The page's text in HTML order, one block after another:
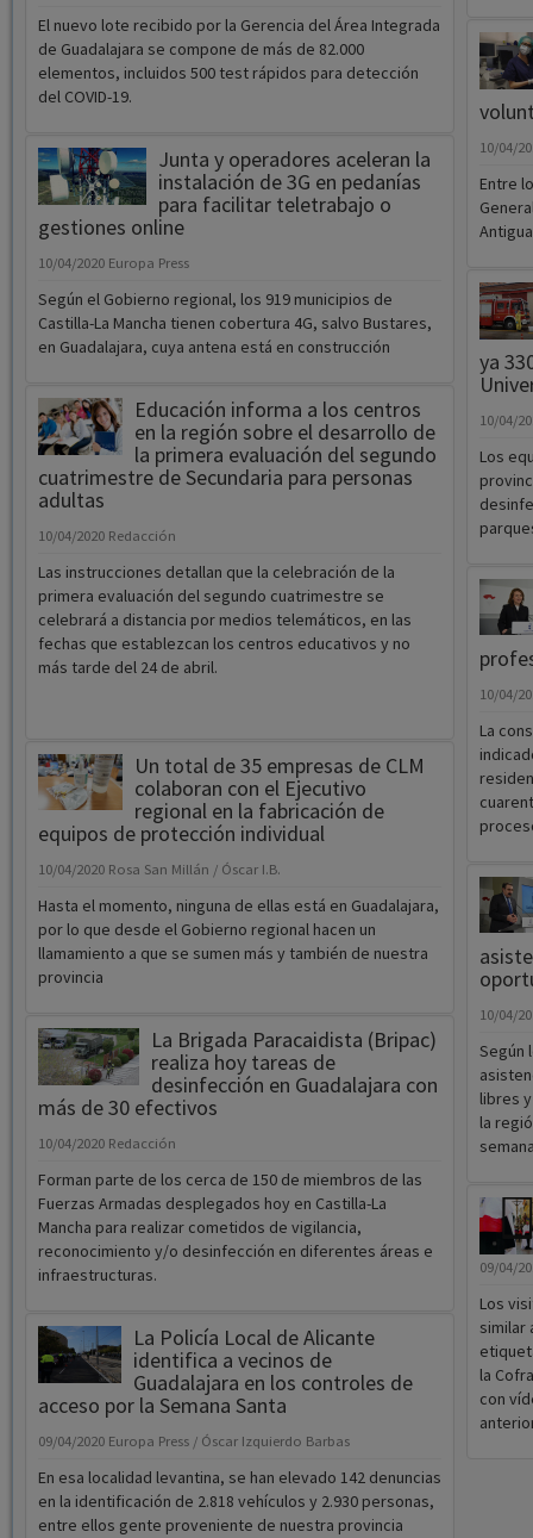
El nuevo lote recibido por la Gerencia del Área Integrada
de Guadalajara se compone de más de 82.000
elementos, incluidos 500 test rápidos para detección
del COVID-19.
Junta y operadores aceleran la
instalación de 3G en pedanías
para facilitar teletrabajo o
gestiones online
10/04/2020 Europa Press
Según el Gobierno regional, los 919 municipios de
Castilla-La Mancha tienen cobertura 4G, salvo Bustares,
en Guadalajara, cuya antena está en construcción
Educación informa a los centros
en la región sobre el desarrollo de
la primera evaluación del segundo
cuatrimestre de Secundaria para personas
adultas
10/04/2020 Redacción
Las instrucciones detallan que la celebración de la
primera evaluación del segundo cuatrimestre se
celebrará a distancia por medios telemáticos, en las
fechas que establezcan los centros educativos y no
más tarde del 24 de abril.
Un total de 35 empresas de CLM
colaboran con el Ejecutivo
regional en la fabricación de
equipos de protección individual
10/04/2020 Rosa San Millán / Óscar I.B.
Hasta el momento, ninguna de ellas está en Guadalajara,
por lo que desde el Gobierno regional hacen un
llamamiento a que se sumen más y también de nuestra
provincia
La Brigada Paracaidista (Bripac)
realiza hoy tareas de
desinfección en Guadalajara con
más de 30 efectivos
10/04/2020 Redacción
Forman parte de los cerca de 150 de miembros de las
Fuerzas Armadas desplegados hoy en Castilla-La
Mancha para realizar cometidos de vigilancia,
reconocimiento y/o desinfección en diferentes áreas e
infraestructuras.
La Policía Local de Alicante
identifica a vecinos de
Guadalajara en los controles de
acceso por la Semana Santa
09/04/2020 Europa Press / Óscar Izquierdo Barbas
En esa localidad levantina, se han elevado 142 denuncias
en la identificación de 2.818 vehículos y 2.930 personas,
entre ellos gente proveniente de nuestra provincia
10/04/
Entre
Antigua
ya
10/04/
Los
10/04/
La
10/04/
Según
libres
la
09/04/
Los
similar
la
con